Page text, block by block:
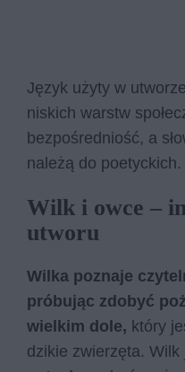
Język użyty w
niskich warstw
bezpośredniość, a
należą do poetyckich.
Wilk i owce –
utworu
Wilka poznaje
próbując zdobyć
wielkim dole, który
dzikie zwierzęta. Wilk